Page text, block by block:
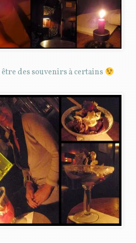
des souvenirs à certains